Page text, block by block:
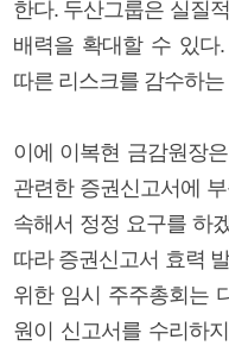
한다. 두산그룹은 실질
배력을 확대할 수 있다
따른 리스크를 감수하
이에 이복현 금감원장
관련한 증권신고서에
속해서 정정 요구를 하
따라 증권신고서 효력
위한 임시 주주총회는
원이 신고서를 수리하